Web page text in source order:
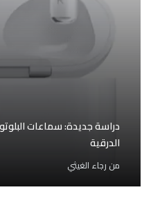
دراسة جديدة: سماعات
الدرقية
من رجاء الغيثي